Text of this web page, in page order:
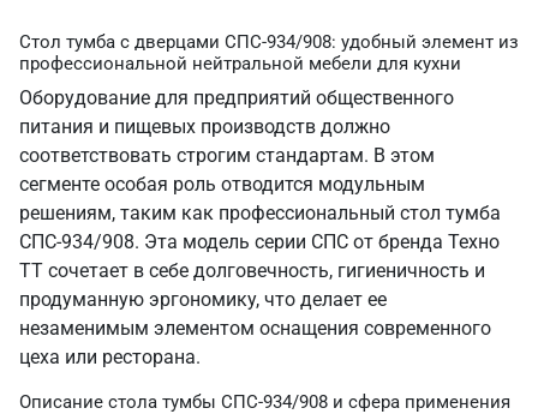
Стол тумба с дверцами СПС-934/908: удобный элемент из
профессиональной нейтральной мебели для кухни
Оборудование для предприятий общественного
питания и пищевых производств должно
соответствовать строгим стандартам. В этом
сегменте особая роль отводится модульным
решениям, таким как профессиональный стол тумба
СПС-934/908. Эта модель серии СПС от бренда Техно
ТТ сочетает в себе долговечность, гигиеничность и
продуманную эргономику, что делает ее
незаменимым элементом оснащения современного
цеха или ресторана.
Описание стола тумбы СПС-934/908 и сфера применения